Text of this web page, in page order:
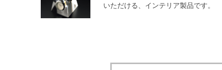
いただける、インテリア製品です。